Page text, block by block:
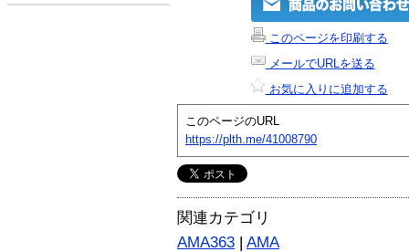
このページを印刷する
メールでURLを送る
お気に入りに追加する
このページのURL
https://plth.me/41008790
関連カテゴリ
AMA363 | AMA